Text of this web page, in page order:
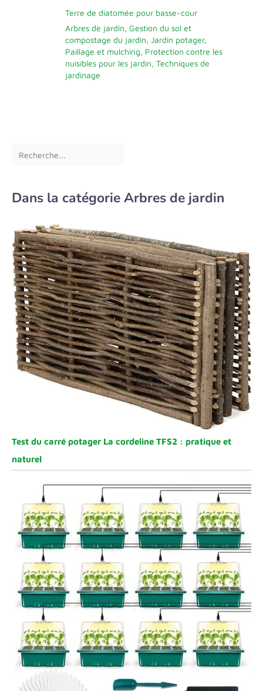
Terre de diatomée pour basse-cour
Arbres de jardin, Gestion du sol et
compostage du jardin, Jardin potager,
Paillage et mulching, Protection contre les
nuisibles pour les jardin, Techniques de
jardinage
Dans la catégorie Arbres de jardin
Test du carré potager La cordeline TFS2 : pratique et
naturel